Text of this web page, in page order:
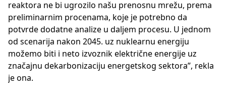
reaktora ne bi ugrozilo našu prenosnu mrežu, prema
preliminarnim procenama, koje je potrebno da
potvrde dodatne analize u daljem procesu. U jednom
od scenarija nakon 2045. uz nuklearnu energiju
možemo biti i neto izvoznik električne energije uz
značajnu dekarbonizaciju energetskog sektora”, rekla
je ona.